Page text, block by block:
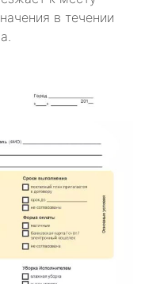
в течении